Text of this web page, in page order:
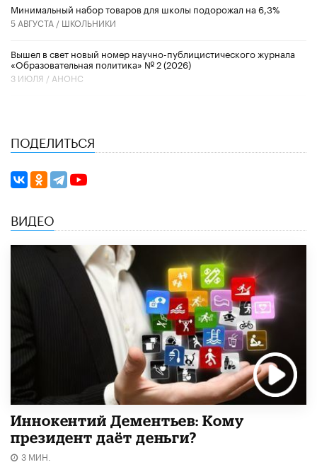
Минимальный набор товаров для школы подорожал на 6,3%
5 АВГУСТА / ШКОЛЬНИКИ
Вышел в свет новый номер научно-публицистического журнала
«Образовательная политика» № 2 (2026)
3 ИЮЛЯ / АНОНС
ПОДЕЛИТЬСЯ
ВИДЕО
Иннокентий Дементьев: Кому
президент даёт деньги?
3 МИН.